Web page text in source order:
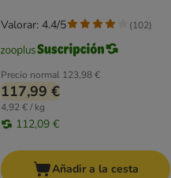
Precio normal 123,98 €
117,99 €
4,92 € / kg
112,09 €
Valorar: 4.4/5 (102)
Añadir a la cesta